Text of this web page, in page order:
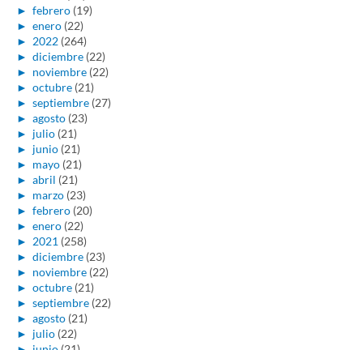
► febrero (19)
► enero (22)
► 2022 (264)
► diciembre (22)
► noviembre (22)
► octubre (21)
► septiembre (27)
► agosto (23)
► julio (21)
► junio (21)
► mayo (21)
► abril (21)
► marzo (23)
► febrero (20)
► enero (22)
► 2021 (258)
► diciembre (23)
► noviembre (22)
► octubre (21)
► septiembre (22)
► agosto (21)
► julio (22)